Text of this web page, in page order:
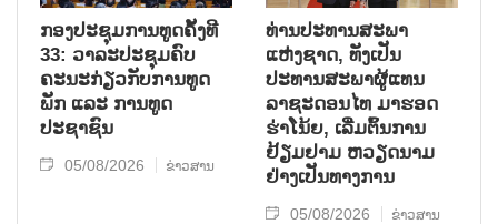
ກອງປະຊຸມການທູດຄັ້ງທີ
33: ວາລະປະຊຸມຄົບ
ຄະນະກ່ຽວກັບການທູດ
ພັກ ແລະ ການທູດ
ປະຊາຊົນ
05/08/2026 ຂ່າວສານ
ທ່ານປະທານສະພາ
ແຫ່ງຊາດ, ທັງເປັນ
ປະທານສະພາຜູ້ແທນ
ລາຊະດອນໄທ ມາຮອດ
ຮ່າໂນ້ຍ, ເລີ່ມຕົ້ນການ
ຢ້ຽມຢາມ ຫວຽດນາມ
ຢ່າງເປັນທາງການ
05/08/2026 ຂ່າວສານ